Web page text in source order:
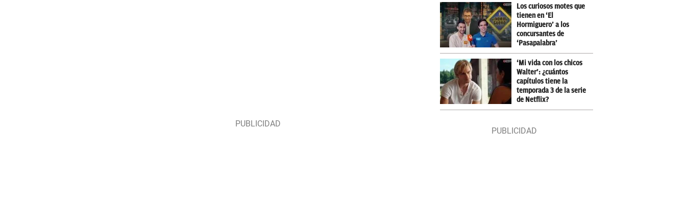
Los curiosos motes que
tienen en ‘El
Hormiguero’ a los
concursantes de
‘Pasapalabra’
‘Mi vida con los chicos
Walter’: ¿cuántos
capítulos tiene la
temporada 3 de la serie
de Netflix?